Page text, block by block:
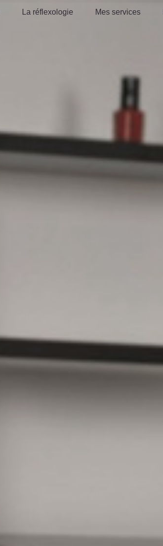
La réflexologie Mes services
La réflexologie Mes services